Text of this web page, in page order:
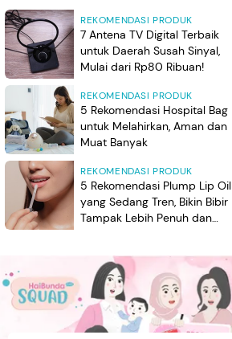
REKOMENDASI PRODUK
7 Antena TV Digital Terbaik
untuk Daerah Susah Sinyal,
Mulai dari Rp80 Ribuan!
REKOMENDASI PRODUK
5 Rekomendasi Hospital Bag
untuk Melahirkan, Aman dan
Muat Banyak
REKOMENDASI PRODUK
5 Rekomendasi Plump Lip Oil
yang Sedang Tren, Bikin Bibir
Tampak Lebih Penuh dan